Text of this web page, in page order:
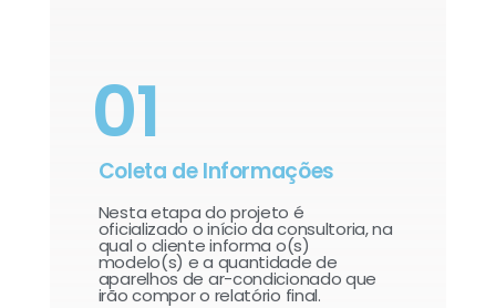
01
Coleta de Informações
Nesta etapa do projeto é
oficializado o início da consultoria, na
qual o cliente informa o(s)
modelo(s) e a quantidade de
aparelhos de ar-condicionado que
irão compor o relatório final.​